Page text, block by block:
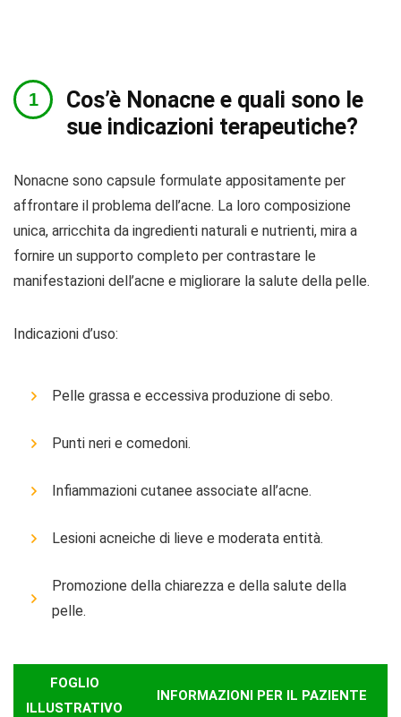
Cos’è Nonacne e quali sono le
sue indicazioni terapeutiche?
Nonacne sono capsule formulate appositamente per
affrontare il problema dell’acne. La loro composizione
unica, arricchita da ingredienti naturali e nutrienti, mira a
fornire un supporto completo per contrastare le
manifestazioni dell’acne e migliorare la salute della pelle.
Indicazioni d’uso:
Pelle grassa e eccessiva produzione di sebo.
Punti neri e comedoni.
Infiammazioni cutanee associate all’acne.
Lesioni acneiche di lieve e moderata entità.
Promozione della chiarezza e della salute della
pelle.
FOGLIO
ILLUSTRATIVO
INFORMAZIONI PER IL PAZIENTE